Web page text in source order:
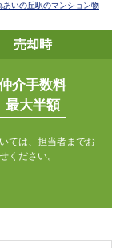
いの丘駅のマンション物
売却時
介手数料
最大半額
ては、担当者までお
ください。